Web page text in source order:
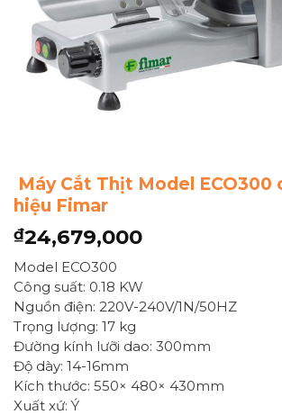
Máy Cắt Thịt Model ECO300
hiệu Fimar
₫24,679,000
Model ECO300
Công suất: 0.18 KW
Nguồn điện: 220V-240V/1N/50HZ
Trọng lượng: 17 kg
Đường kính lưỡi dao: 300mm
Độ dày: 14-16mm
Kích thước: 550× 480× 430mm
Xuất xứ: Ý